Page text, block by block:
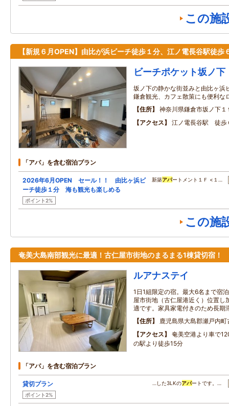
この施
【新規６月OPEN】由比が浜ビーチ徒歩１分、江ノ電長谷駅徒歩
ビーチポケット坂ノ下
坂ノ下の静かな街並みと由比ヶ浜
鎌倉観光、カフェ散策にも便利な
住所
神奈川県鎌倉市坂ノ下１
アクセス
江ノ電長谷駅 徒歩
「アパ」を含む宿泊プラン
2026年6月OPEN セール！！ 由比ヶ浜ビ
ーチ徒歩１分 海も観光も楽しめる
ポイント2%
新築アパートメント１Ｆ <１…
この施
奄美大島南部観光に最適！古仁屋市街地のまるまる1棟貸切宿！
ルアナステイ
1日1組限定の宿。最大6名まで宿
屋市街地（古仁屋港近く）位置し
適です。家具家電付きのため長期
住所
鹿児島県大島郡瀬戸内
アクセス
奄美空港より車で
の駅より徒歩15分
「アパ」を含む宿泊プラン
貸切プラン
ポイント2%
…した3LKのアパートです。…